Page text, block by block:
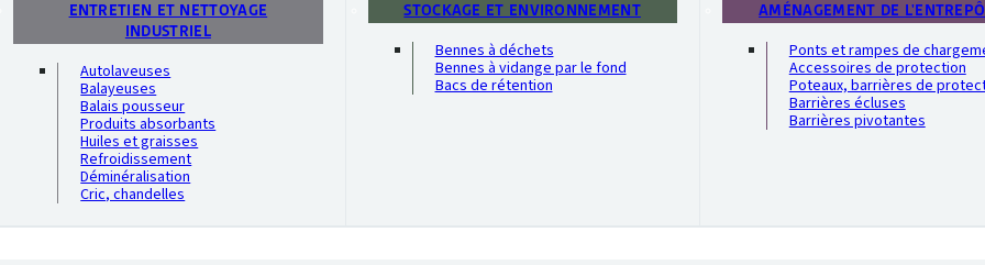
ENTRETIEN ET NETTOYAGE
INDUSTRIEL
Autolaveuses
Balayeuses
Balais pousseur
Produits absorbants
Huiles et graisses
Refroidissement
Déminéralisation
Cric, chandelles
STOCKAGE ET ENVIRONNEMENT
Bennes à déchets
Bennes à vidange par le fond
Bacs de rétention
AMÉNAGEMENT DE
Ponts et rampes de
Accessoires de protection
Poteaux, barrières de
Barrières écluses
Barrières pivotantes